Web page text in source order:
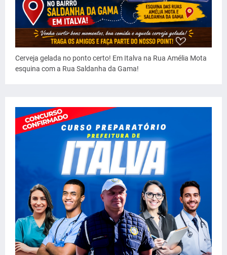
Cerveja gelada no ponto certo! Em Italva na Rua Amélia Mota
esquina com a Rua Saldanha da Gama!